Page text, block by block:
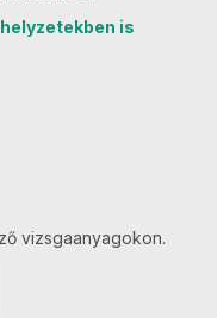
is
vizsgaanyagokon.